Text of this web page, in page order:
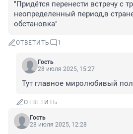
"Придётся перенести встречу с
неопределенный период,в
обстановка"
ОТВЕТИТЬ 1
Гость
28 июля 2025, 15:27
Тут главное миролюбивый
ОТВЕТИТЬ
Гость
28 июля 2025, 12:28